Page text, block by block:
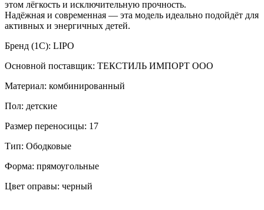
этом лёгкость и исключительную прочность.
Надёжная и современная — эта модель идеально подойдёт для
активных и энергичных детей.
Бренд (1С): LIPO
Основной поставщик: ТЕКСТИЛЬ ИМПОРТ ООО
Материал: комбинированный
Пол: детские
Размер переносицы: 17
Тип: Ободковые
Форма: прямоугольные
Цвет оправы: черный